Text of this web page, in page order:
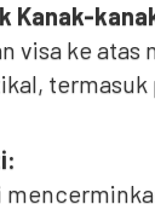
Kanak-
visa ke
termasuk